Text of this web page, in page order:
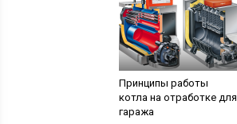
Принципы работы
котла на отработке для
гаража